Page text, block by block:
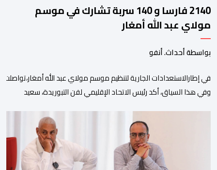
2140 فارسا و 140 سربة تشارك في موسم
مولاي عبد الله أمغار
بواسطة أحداث. أنفو
في إطارالاستعدادات الجارية لتنظيم موسم مولاي عبد الله
وفي هذا السياق، أكد رئيس الاتحاد الإقليمي لفن التبوريدة، سعيد
ولم تخل هذه الدورة من مؤشرات إيجابية على مستوى تنوعالمشاركة،
وتبرز هذه الأرقام الحجم الكبير الذي باتت تعرفه تظاهرةالتبوريدة
ومن المرتقب أن تعرف فعاليات الموسم إقبالا جماهيريا
واسعا،في ظل الشغف الكبير الذي يحظى به فن التبوريدة، باعتبارهأحد